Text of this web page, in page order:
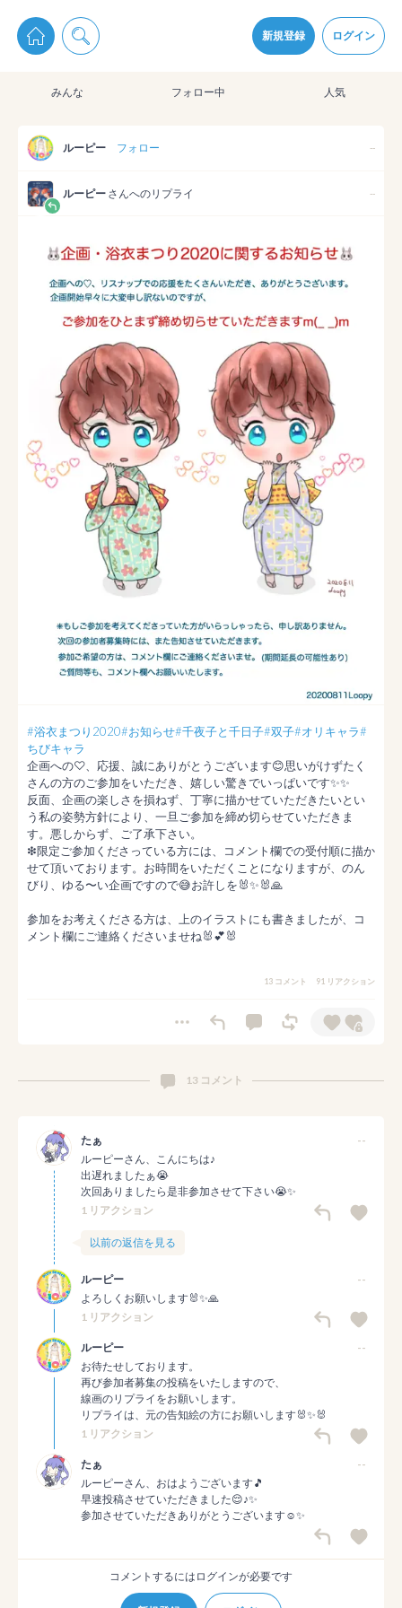
新規登録 ログイン
pixiv Sketchは2024年5月28日付で プライパシーポリシーを改定しました。
通知を受け取るにはここをクリックします
pixiv Sketchアプリでさらに快適に！
みんな フォロー中 人気
ルーピー フォロー --
ルーピー さんへのリプライ --
#浴衣まつり2020#お知らせ#千夜子と千日子#双子#オリキャラ#
ちびキャラ
企画への♡、応援、誠にありがとうございます😊思いがけずたく
さんの方のご参加をいただき、嬉しい驚きでいっぱいです✨✨
反面、企画の楽しさを損ねず、丁寧に描かせていただきたいとい
う私の姿勢方針により、一旦ご参加を締め切らせていただきま
す。悪しからず、ご了承下さい。
❇︎限定ご参加くださっている方には、コメント欄での受付順に描か
せて頂いております。お時間をいただくことになりますが、のん
びり、ゆる〜い企画ですので😅お許しを🐰✨🐰🙏
参加をお考えくださる方は、上のイラストにも書きましたが、コ
メント欄にご連絡くださいませね🐰💕🐰
13 コメント 91 リアクション
13 コメント
たぁ
--
ルーピーさん、こんにちは♪
出遅れましたぁ😭
次回ありましたら是非参加させて下さい😭✨
1 リアクション
以前の返信を見る
ルーピー
--
よろしくお願いします🐰✨🙏
1 リアクション
ルーピー
--
お待たせしております。
再び参加者募集の投稿をいたしますので、
線画のリプライをお願いします。
リプライは、元の告知絵の方にお願いします🐰✨🐰
1 リアクション
たぁ
--
ルーピーさん、おはようございます🎵
早速投稿させていただきました😌♪✨
参加させていただきありがとうございます☺️✨
コメントするにはログインが必要です